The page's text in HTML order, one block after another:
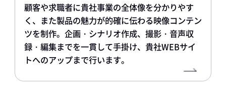
顧客や求職者に貴社事業の全体像を分かりやす
く、また製品の魅力が的確に伝わる映像コンテン
ツを制作。企画・シナリオ作成、撮影・音声収
録・編集までを一貫して手掛け、貴社WEBサイ
トへのアップまで行います。